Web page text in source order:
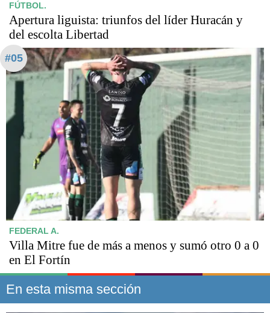
FÚTBOL.
Apertura liguista: triunfos del líder Huracán y
del escolta Libertad
#05
FEDERAL A.
Villa Mitre fue de más a menos y sumó otro 0 a 0
en El Fortín
En esta misma sección